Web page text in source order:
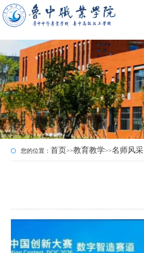
您的位置： 首页>>教育教学>>名师风采